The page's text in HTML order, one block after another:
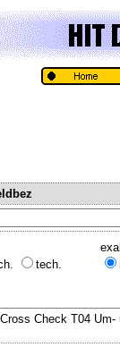
tech.
Check T04 Um-